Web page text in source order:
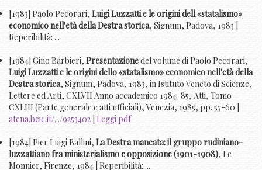
[1983] Paolo Pecorari, Luigi Luzzatti e le origini dell «statalismo»
economico nell'età della Destra storica, Signum, Padova, 1983 |
Reperibilità: ...
[1984] Gino Barbieri, Presentazionedel volume di Paolo Pecorari,
Luigi Luzzatti e le origini dello «statalismo» economico nell'età della
Destra storica, Signum, Padova, 1983, in Istituto Veneto di Scienze,
Lettere ed Arti, CXLVII Anno accademico 1984-85, Atti, Tomo
CXLIII (Parte generale e atti ufficiali), Venezia, 1985, pp. 57-60 |
atena.beic.it/.../9253402 Leggi pdf
[1984] Pier Luigi Ballini, La Destra mancata: il gruppo rudiniano-
luzzattiano fra ministerialismo e opposizione (1901-1908), Le
Monnier, Firenze, 1984 | Reperibilità: ...